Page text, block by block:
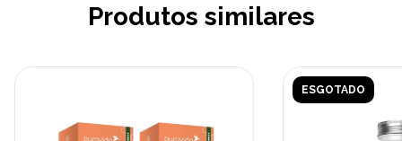
Produtos similares
ESGOTADO